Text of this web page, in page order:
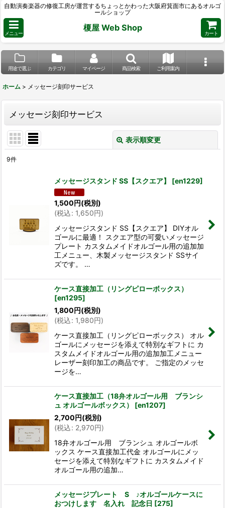
自動演奏楽器の修復工房が運営するちょっとかわった大阪府箕面市にあるオルゴ
ールショップ
メニュー
榎屋 Web Shop
カート
用途で選ぶ カテゴリ マイページ 商品検索 ご利用案内
ホーム > メッセージ刻印サービス
メッセージ刻印サービス
表示順変更
9件
メッセージスタンド SS【スクエア】 [en1229]
1,500円(税別)
(税込: 1,650円)
メッセージスタンド SS【スクエア】 DIYオル
ゴールに最適！ スクエア型の可愛いメッセージ
プレート カスタムメイドオルゴール用の追加加
工メニュー、木製メッセージスタンド SSサイ
ズです。 …
ケース直接加工（リングピローボックス）
[en1295]
1,800円(税別)
(税込: 1,980円)
ケース直接加工（リングピローボックス） オル
ゴールにメッセージを添えて特別なギフトに カ
スタムメイドオルゴール用の追加加工メニュー
レーザー刻印加工の商品です。 ご指定のメッセ
ージを…
ケース直接加工（18弁オルゴール用 ブランシ
ュ オルゴールボックス）
[en1207]
2,700円(税別)
(税込: 2,970円)
18弁オルゴール用 ブランシュ オルゴールボ
ックス ケース直接加工代金 オルゴールにメッ
セージを添えて特別なギフトに カスタムメイド
オルゴール用の追加…
メッセージプレート S ♪オルゴールケースに
おつけします 名入れ 記念日 [275]